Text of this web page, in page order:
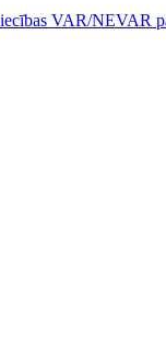
VAR/NEVAR